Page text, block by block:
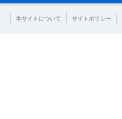
本サイトについて サイトポリシー